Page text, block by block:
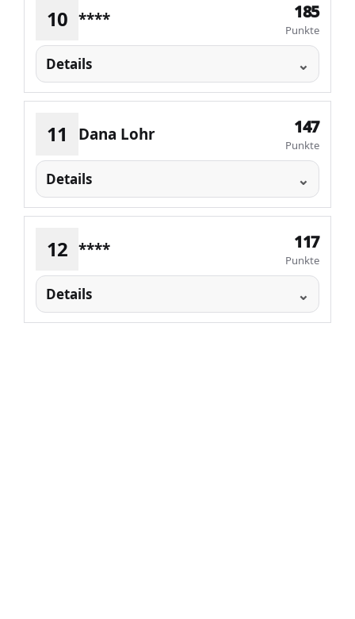
10 **** 185
Punkte
Details
11 Dana Lohr 147
Punkte
Details
12 **** 117
Punkte
Details